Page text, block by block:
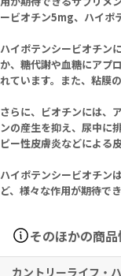
ービオチン5mg、ハイポ
ハイポテンシービオチン
か、糖代謝や血糖にアプ
れています。また、粘膜
さらに、ビオチンには、
ンの産生を抑え、尿中に
ピー性皮膚炎などによる
ハイポテンシービオチン
ど、様々な作用が期待で
そのほかの商
カントリーライフ・